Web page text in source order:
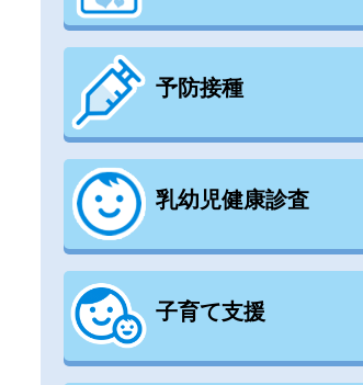
予防接種
乳幼児健康診査
子育て支援